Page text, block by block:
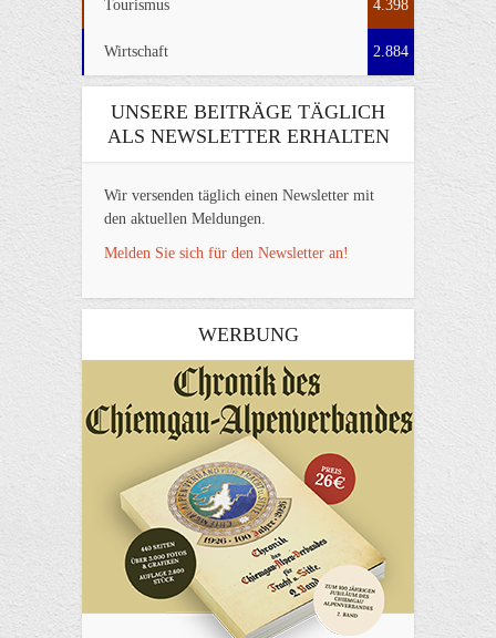
Tourismus 4.398
Wirtschaft 2.884
UNSERE BEITRÄGE TÄGLICH
ALS NEWSLETTER ERHALTEN
Wir versenden täglich einen Newsletter mit
den aktuellen Meldungen.
Melden Sie sich für den Newsletter an!
WERBUNG